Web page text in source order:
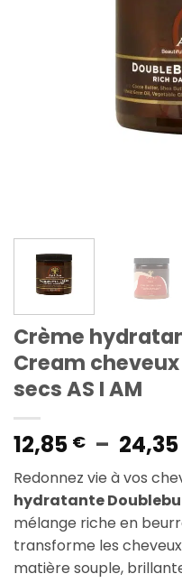
Crème
Cream
secs AS I AM
12,85 € – 24,35
Redonnez vie à vos
hydratante
mélange riche en
transforme les
matière souple,